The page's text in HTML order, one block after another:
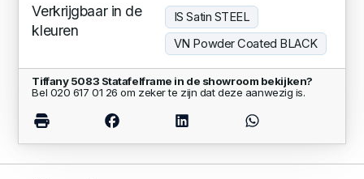
Verkrijgbaar in de
kleuren
IS Satin STEEL
VN Powder Coated BLACK
Tiffany 5083 Statafelframe in de showroom bekijken?
Bel 020 617 01 26 om zeker te zijn dat deze aanwezig is.